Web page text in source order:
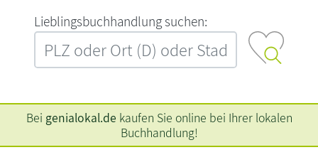
L‍i‍e‍b‍l‍i‍n‍g‍s‍b‍u‍c‍h‍h‍a‍n‍d‍l‍u‍n‍g‍ ‍s‍u‍c‍h‍e‍n‍:‍
Bei genialokal.de kaufen Sie online bei Ihrer lokalen
Buchhandlung!